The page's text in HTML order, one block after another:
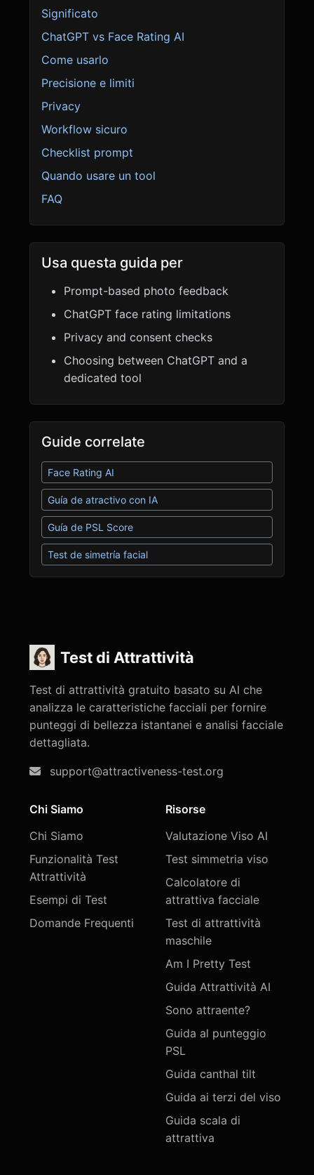
Significato
ChatGPT vs Face Rating AI
Come usarlo
Precisione e limiti
Privacy
Workflow sicuro
Checklist prompt
Quando usare un tool
FAQ
Usa questa guida per
Prompt-based photo feedback
ChatGPT face rating limitations
Privacy and consent checks
Choosing between ChatGPT and a
dedicated tool
Guide correlate
Face Rating AI
Guía de atractivo con IA
Guía de PSL Score
Test de simetría facial
Test di Attrattività
Test di attrattività gratuito basato su AI che
analizza le caratteristiche facciali per fornire
punteggi di bellezza istantanei e analisi facciale
dettagliata.
support@attractiveness-test.org
Chi Siamo
Chi Siamo
Funzionalità Test
Attrattività
Esempi di Test
Domande Frequenti
Risorse
Valutazione Viso AI
Test simmetria viso
Calcolatore di
attrattiva facciale
Test di attrattività
maschile
Am I Pretty Test
Guida Attrattività AI
Sono attraente?
Guida al punteggio
PSL
Guida canthal tilt
Guida ai terzi del viso
Guida scala di
attrattiva